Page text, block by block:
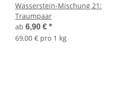
Wasserstein-Mischung 21:
Traumpaar
ab 6,90 € *
69,00 € pro 1 kg